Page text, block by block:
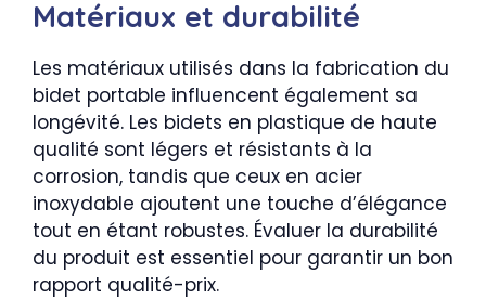
Matériaux et durabilité
Les matériaux utilisés dans la fabrication du
bidet portable influencent également sa
longévité. Les bidets en plastique de haute
qualité sont légers et résistants à la
corrosion, tandis que ceux en acier
inoxydable ajoutent une touche d’élégance
tout en étant robustes. Évaluer la durabilité
du produit est essentiel pour garantir un bon
rapport qualité-prix.